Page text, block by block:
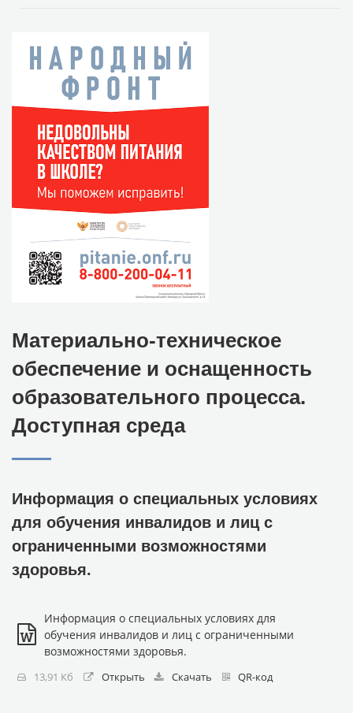
Материально-техническое
обеспечение и оснащенность
образовательного процесса.
Доступная среда
Информация о специальных условиях
для обучения инвалидов и лиц с
ограниченными возможностями
здоровья.
Информация о специальных условиях для
обучения инвалидов и лиц с ограниченными
возможностями здоровья.
13,91 Кб Открыть Скачать QR-код